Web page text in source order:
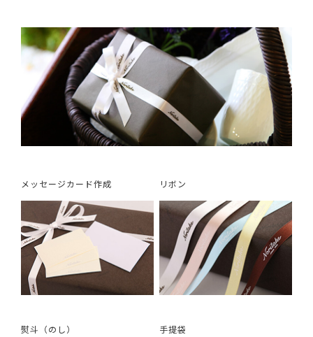
メッセージカード作成 リボン
熨斗（のし） 手提袋